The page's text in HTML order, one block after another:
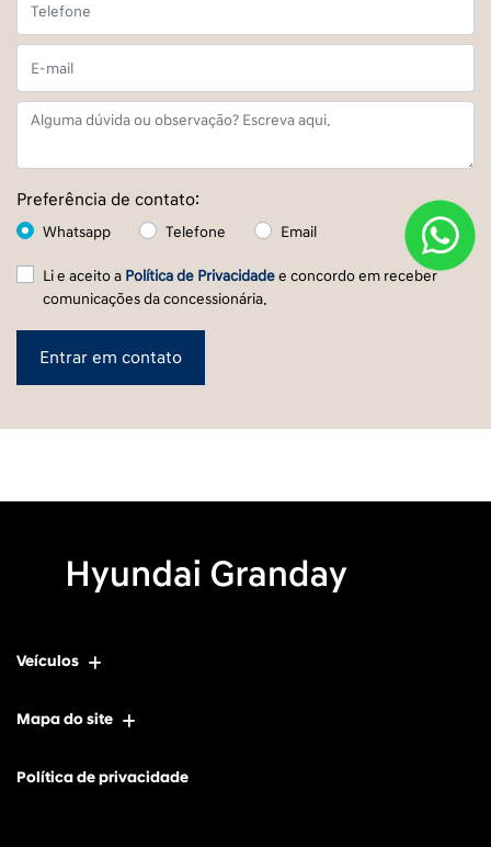
Preferência de contato:
Whatsapp Telefone Email
Li e aceito a Política de Privacidadee concordo em receber
comunicações da concessionária.
Entrar em contato
Veículos
Mapa do site
Política de privacidade